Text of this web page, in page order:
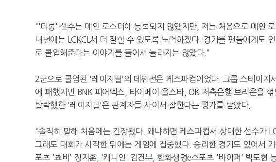
"'티롱' 선수는 메인 로스터에 등록되지 않았지만, 저는 처음으로 메인
내년에는 LCKCL서 더 잘할 수 있도록 노력하겠다. 경기를 팬들에게도
로 콜업해준다는 이야기를 들어서 놀라지는 않았다."
2군으로 콜업된 '레이지필'의 데뷔전은 케스파컵이었다. 그룹 스테이지
에 패했지만 BNK 피어엑스, 타이베이 올스타, OK 저축은행 브리온을
탈락했한 '레이지필'은 관계자들 사이서 잘한다는 평가를 받았다.
"솔직히 말해 처음에는 긴장됐다. 왜냐하면 케스파컵서 상대한 선수가
그래도 대회가 시작한 뒤에는 게임에 집중했다. 승리한 경기도 있어서
포츠 '쵸비' 정지훈, '캐니언' 김건부, 한화생명e스포츠 '바이퍼' 박도현